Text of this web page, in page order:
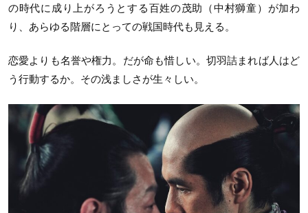
の時代に成り上がろうとする百姓の茂助（中村獅童）が加わ
り、あらゆる階層にとっての戦国時代も見える。
恋愛よりも名誉や権力。だが命も惜しい。切羽詰まれば人はど
う行動するか。その浅ましさが生々しい。